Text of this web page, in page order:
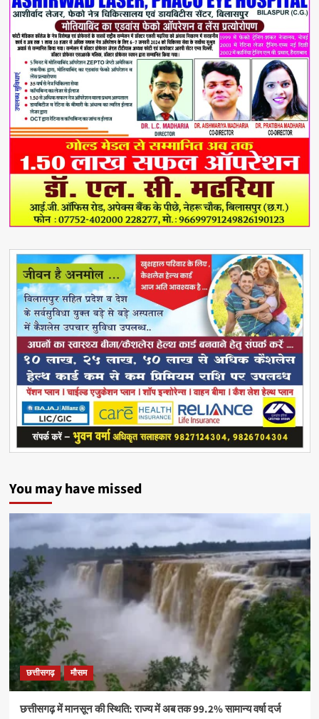
You may have missed
छत्तीसगढ़ मौसम
छत्तीसगढ़ में मानसून की स्थिति: राज्य में अब तक 99.2% सामान्य वर्षा दर्ज